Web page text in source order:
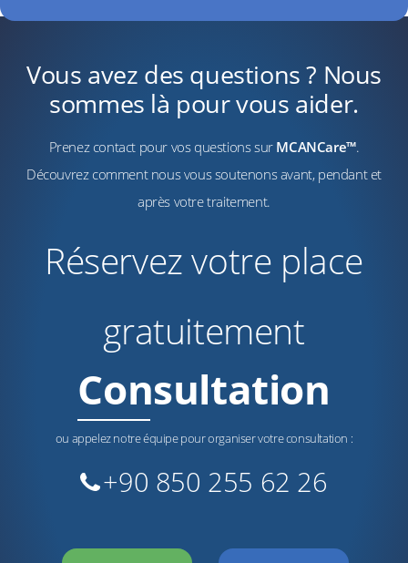
Vous avez des questions ? Nous
sommes là pour vous aider.
Prenez contact pour vos questions sur MCANCare™.
Découvrez comment nous vous soutenons avant, pendant et
après votre traitement.
Réservez votre place
gratuitement
Consultation
ou appelez notre équipe pour organiser votre consultation :
+90 850 255 62 26